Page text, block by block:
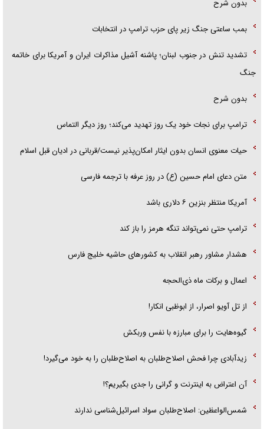
بدون شرح
بمب ساعتی جنگ زیر پای حزب ترام‍پ در انتخابات
تشدید تنش در جنوب لبنان؛ پاشنه آشیل مذاکرات ایران و آمریکا برای خاتمه
جنگ
بدون شرح
ترامپ برای نجات خود یک روز تهدید می‌کند؛ روز دیگر التماس
حیات معنوی انسان بدون ایثار امکان‌پذیر نیست/قربانی در ادیان قبل اسلام
متن دعای امام حسین (ع) در روز عرفه با ترجمه فارسی
آمریکا منتظر بنزین ۶ دلاری باشد
ترامپ حتی نمی‌تواند تنگه هرمز را باز کند
هشدار مشاور رهبر انقلاب به کشور‌های حاشیه خلیج فارس
اعمال و برکات ماه ذی‌الحجه
از تل آویو اصرار، از ابوظبی انکار!
گیوه‌هایت را برای مبارزه با نفس وربکش
زیدآبادی چرا فحش اصلاح‌طلبان به اصلاح‌طلبان را به خود می‌گیرد!
آن اعتراض به اینترنت و گرانی را جدی بگیریم؟!
شمس‌الواعظین: اصلاح‌طلبان سواد اسرائیل‌شناسی ندارند